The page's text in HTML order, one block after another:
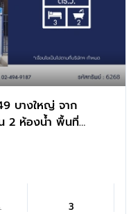
บางใหญ่ จาก
2 ห้องน้ำ พื้นที่
ใกล้รถไฟฟ้าสาย
ทรัลเวสต์เกต
3